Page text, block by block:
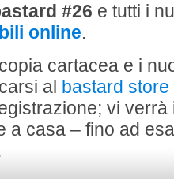
#26 e tutti i
online.
cartacea e i
al bastard store
vi verrà
a casa – fino ad